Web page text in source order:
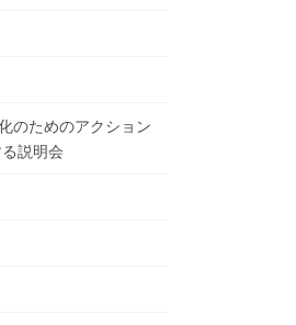
のためのアクション
説明会